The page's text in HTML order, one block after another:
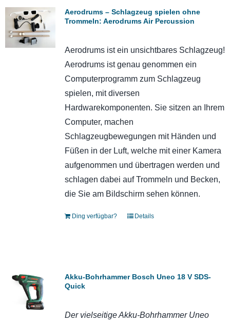
Aerodrums – Schlagzeug spielen ohne
Trommeln: Aerodrums Air Percussion
Aerodrums ist ein unsichtbares Schlagzeug!
Aerodrums ist genau genommen ein
Computerprogramm zum Schlagzeug
spielen, mit diversen
Hardwarekomponenten. Sie sitzen an Ihrem
Computer, machen
Schlagzeugbewegungen mit Händen und
Füßen in der Luft, welche mit einer Kamera
aufgenommen und übertragen werden und
schlagen dabei auf Trommeln und Becken,
die Sie am Bildschirm sehen können.
Ding verfügbar? Details
Akku-Bohrhammer Bosch Uneo 18 V SDS-
Quick
Der vielseitige Akku-Bohrhammer Uneo